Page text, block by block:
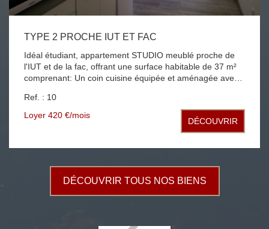
TYPE 2 PROCHE IUT ET FAC
Idéal étudiant, appartement STUDIO meublé proche de
l'IUT et de la fac, offrant une surface habitable de 37 m²
comprenant: Un coin cuisine équipée et aménagée avec
pièce à vivre, une chambre avec placard et une salle
d'eau avec WC. Les plus: une buanderie accessible aux
locataires avec lave linge et sèche linge. Chauffage
Ref. : 10
Loyer 420 €/mois
DÉCOUVRIR
DÉCOUVRIR TOUS NOS BIENS